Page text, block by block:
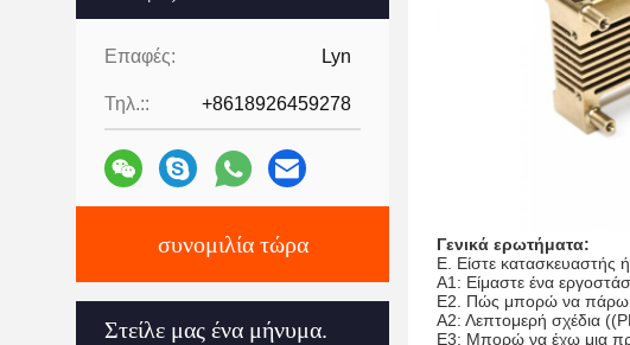
Επαφές: Lyn
Τηλ.:: +8618926459278
συνομιλία τώρα
Στείλε μας ένα μήνυμα.
Γενικά ερωτήματα:
Ε. Είστε κατασκευαστής ή
Α1: Είμαστε ένα
Ε2. Πώς μπορώ να πάρω
Α2: Λεπτομερή σχέδια
Ε3: Μπορώ να έχω μια